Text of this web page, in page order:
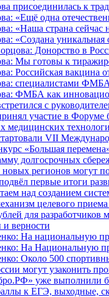
присоединилась к
«Ещё одна
«Наша страна сейчас
«Создана уникальная
Донорство в
Мы готовы к
Российская вакцина
специалистами
ФМБА как
с
участие в Форуме
медицинских
VII
«Большая
долгосрочных
регионов могут
первые итоги
над созданием
целевого
для разработчиков
верности
На национальную
На Национальную
Около 500
могут узаконить
уже выполнили
к ЕГЭ, выходные,